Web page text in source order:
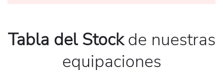
Tabla del Stockde nuestras
equipaciones